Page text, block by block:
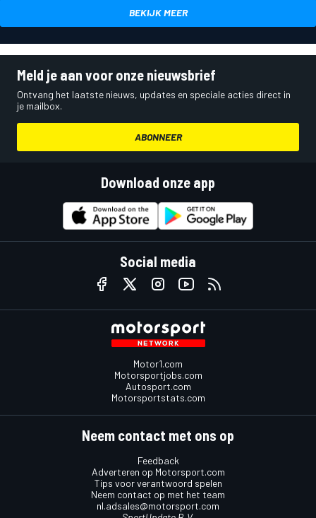
BEKIJK MEER
Meld je aan voor onze nieuwsbrief
Ontvang het laatste nieuws, updates en speciale acties direct in
je mailbox.
ABONNEER
Download onze app
Social media
Motor1.com
Motorsportjobs.com
Autosport.com
Motorsportstats.com
Neem contact met ons op
Feedback
Adverteren op Motorsport.com
Tips voor verantwoord spelen
Neem contact op met het team
nl.adsales@motorsport.com